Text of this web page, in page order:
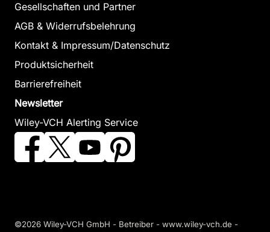
Gesellschaften und Partner
AGB & Widerrufsbelehrung
Kontakt & Impressum/Datenschutz
Produktsicherheit
Barrierefreiheit
Newsletter
Wiley-VCH Alerting Service
©2026 Wiley-VCH GmbH - Betreiber - www.wiley-vch.de -